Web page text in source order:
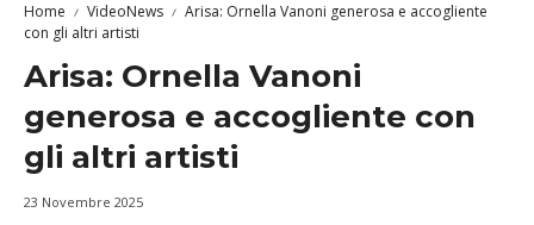
Home VideoNews
Arisa: Ornella Vanoni generosa e accogliente
con gli altri artisti
Arisa: Ornella Vanoni
generosa e accogliente con
gli altri artisti
23 Novembre 2025